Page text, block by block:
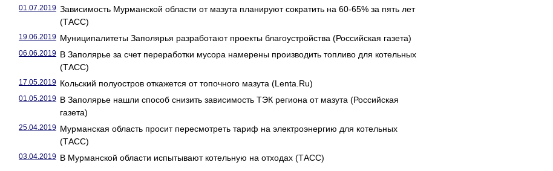
01.07.2019 Зависимость Мурманской области от мазута планируют сократить на 60-65% за пять лет
(ТАСС)
19.06.2019 Муниципалитеты Заполярья разработают проекты благоустройства (Российская газета)
06.06.2019 В Заполярье за счет переработки мусора намерены производить топливо для котельных
(ТАСС)
17.05.2019 Кольский полуостров откажется от топочного мазута (Lenta.Ru)
01.05.2019 В Заполярье нашли способ снизить зависимость ТЭК региона от мазута (Российская
газета)
25.04.2019 Мурманская область просит пересмотреть тариф на электроэнергию для котельных
(ТАСС)
03.04.2019 В Мурманской области испытывают котельную на отходах (ТАСС)